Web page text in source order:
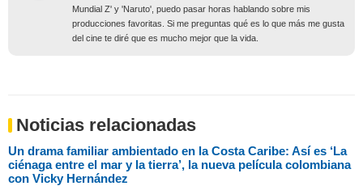
Mundial Z' y 'Naruto', puedo pasar horas hablando sobre mis
producciones favoritas. Si me preguntas qué es lo que más me gusta
del cine te diré que es mucho mejor que la vida.
Noticias relacionadas
Un drama familiar ambientado en la Costa Caribe: Así es ‘La
ciénaga entre el mar y la tierra’, la nueva película colombiana
con Vicky Hernández